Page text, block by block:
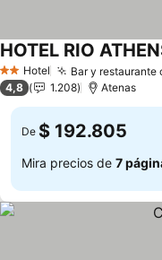
2 Estrellas
Hotel Bar y restaurante
HOTEL RIO
4,8 1.208 Atenas
De $ 192.805
Mira precios de 7